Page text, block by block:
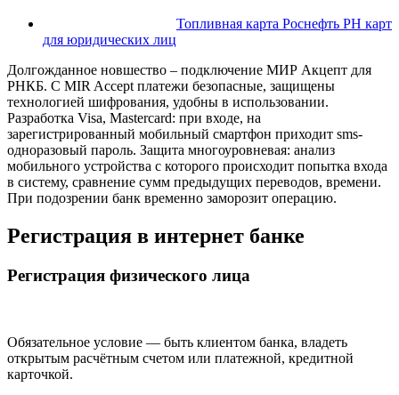
Топливная карта Роснефть РН карт
для юридических лиц
Долгожданное новшество – подключение МИР Акцепт для
РНКБ. С MIR Accept платежи безопасные, защищены
технологией шифрования, удобны в использовании.
Разработка Visa, Mastercard: при входе, на
зарегистрированный мобильный смартфон приходит sms-
одноразовый пароль. Защита многоуровневая: анализ
мобильного устройства с которого происходит попытка входа
в систему, сравнение сумм предыдущих переводов, времени.
При подозрении банк временно заморозит операцию.
Регистрация в интернет банке
Регистрация физического лица
Обязательное условие — быть клиентом банка, владеть
открытым расчётным счетом или платежной, кредитной
карточкой.